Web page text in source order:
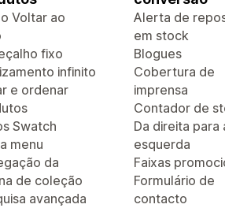
Voltar ao
fixo
infinito
e ordenar
Swatch
menu
da
de coleção
avançada
Alerta de
em stock
Blogues
Cobertura de
imprensa
Contador de
Da direita para
esquerda
Faixas
Formulário de
contacto